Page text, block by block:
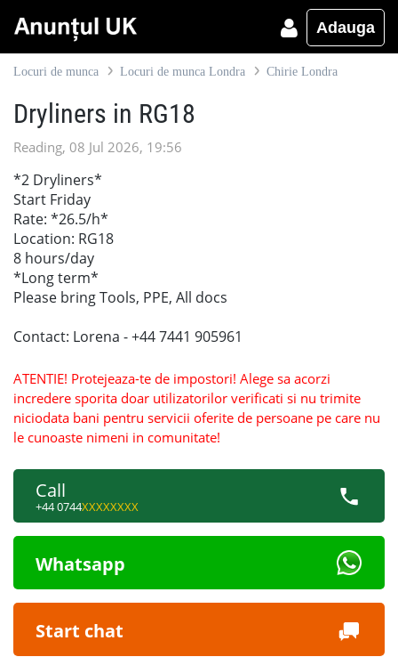
Adauga
Locuri de munca Locuri de munca Londra Chirie Londra
Dryliners in RG18
Reading, 08 Jul 2026, 19:56
*2 Dryliners*
Start Friday
Rate: *26.5/h*
Location: RG18
8 hours/day
*Long term*
Please bring Tools, PPE, All docs
Contact: Lorena - +44 7441 905961
ATENTIE! Protejeaza-te de impostori! Alege sa acorzi
incredere sporita doar utilizatorilor verificati si nu trimite
niciodata bani pentru servicii oferite de persoane pe care nu
le cunoaste nimeni in comunitate!
Call
+44 0744XXXXXXXX
Whatsapp
Start chat